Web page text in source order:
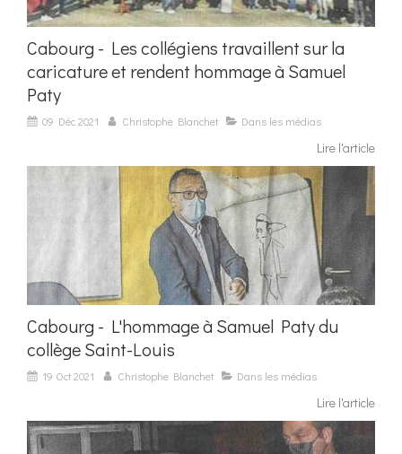
Cabourg - Les collégiens travaillent sur la
caricature et rendent hommage à Samuel
Paty
09 Déc 2021 Christophe Blanchet Dans les médias
Lire l'article
Cabourg - L'hommage à Samuel Paty du
collège Saint-Louis
19 Oct 2021 Christophe Blanchet Dans les médias
Lire l'article